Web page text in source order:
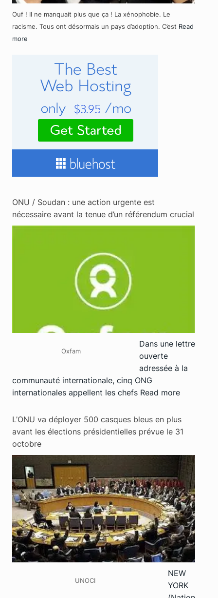
Ouf ! Il ne manquait plus que ça ! La xénophobie. Le
racisme. Tous ont désormais un pays d’adoption. C’est Read
more
ONU / Soudan : une action urgente est
nécessaire avant la tenue d’un référendum crucial
Oxfam
Dans une lettre
ouverte
adressée à la
communauté internationale, cinq ONG
internationales appellent les chefs Read more
L’ONU va déployer 500 casques bleus en plus
avant les élections présidentielles prévue le 31
octobre
UNOCI
NEW
YORK